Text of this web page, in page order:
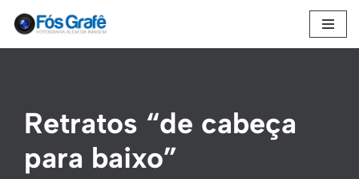
Retratos “de cabeça
para baixo”